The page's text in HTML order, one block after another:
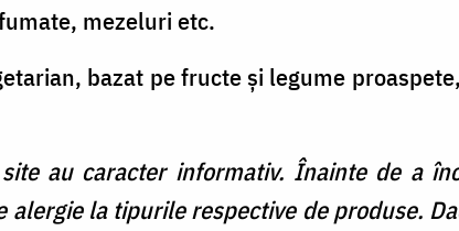
mezeluri etc.
bazat pe fructe și legume
au caracter informativ. Înainte de a
alergie la tipurile respective de produse.